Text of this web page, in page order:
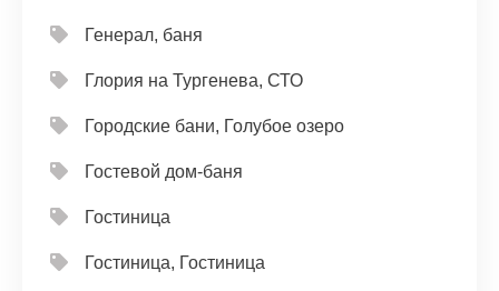
Генерал, баня
Глория на Тургенева, СТО
Городские бани, Голубое озеро
Гостевой дом-баня
Гостиница
Гостиница, Гостиница